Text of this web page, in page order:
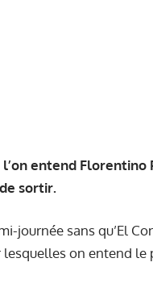
l’on entend
sortir.
journée sans qu’El
lesquelles on entend